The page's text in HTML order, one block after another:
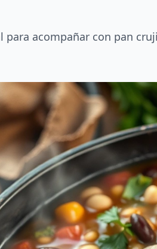
para acompañar con pan